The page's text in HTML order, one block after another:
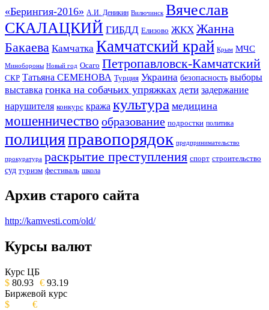
«Берингия-2016» А.И. Деникин Вилючинск Вячеслав
СКАЛАЦКИЙ ГИБДД Елизово ЖКХ Жанна
Бакаева Камчатка Камчатский край Крым МЧС
Минобороны Новый год Осаго Петропавловск-Камчатский
СКР Татьяна СЕМЕНОВА Турция Украина безопасность выборы
выставка гонка на собачьих упряжках дети задержание
нарушителя конкурс кража культура медицина
мошенничество образование подростки политика
полицияправопорядок предпринимательство
прокуратура раскрытие преступления спорт строительство
суд туризм фестиваль школа
Архив старого сайта
http://kamvesti.com/old/
ОБЩЕСТВЕННО-ПОЛИТИЧЕСКОЕ
ИЗДАНИЕ КАМЧАТСКОГО КРАЯ.
Курсы валют
Курс ЦБ
$ 80.93 € 93.19
Биржевой курс
$
€